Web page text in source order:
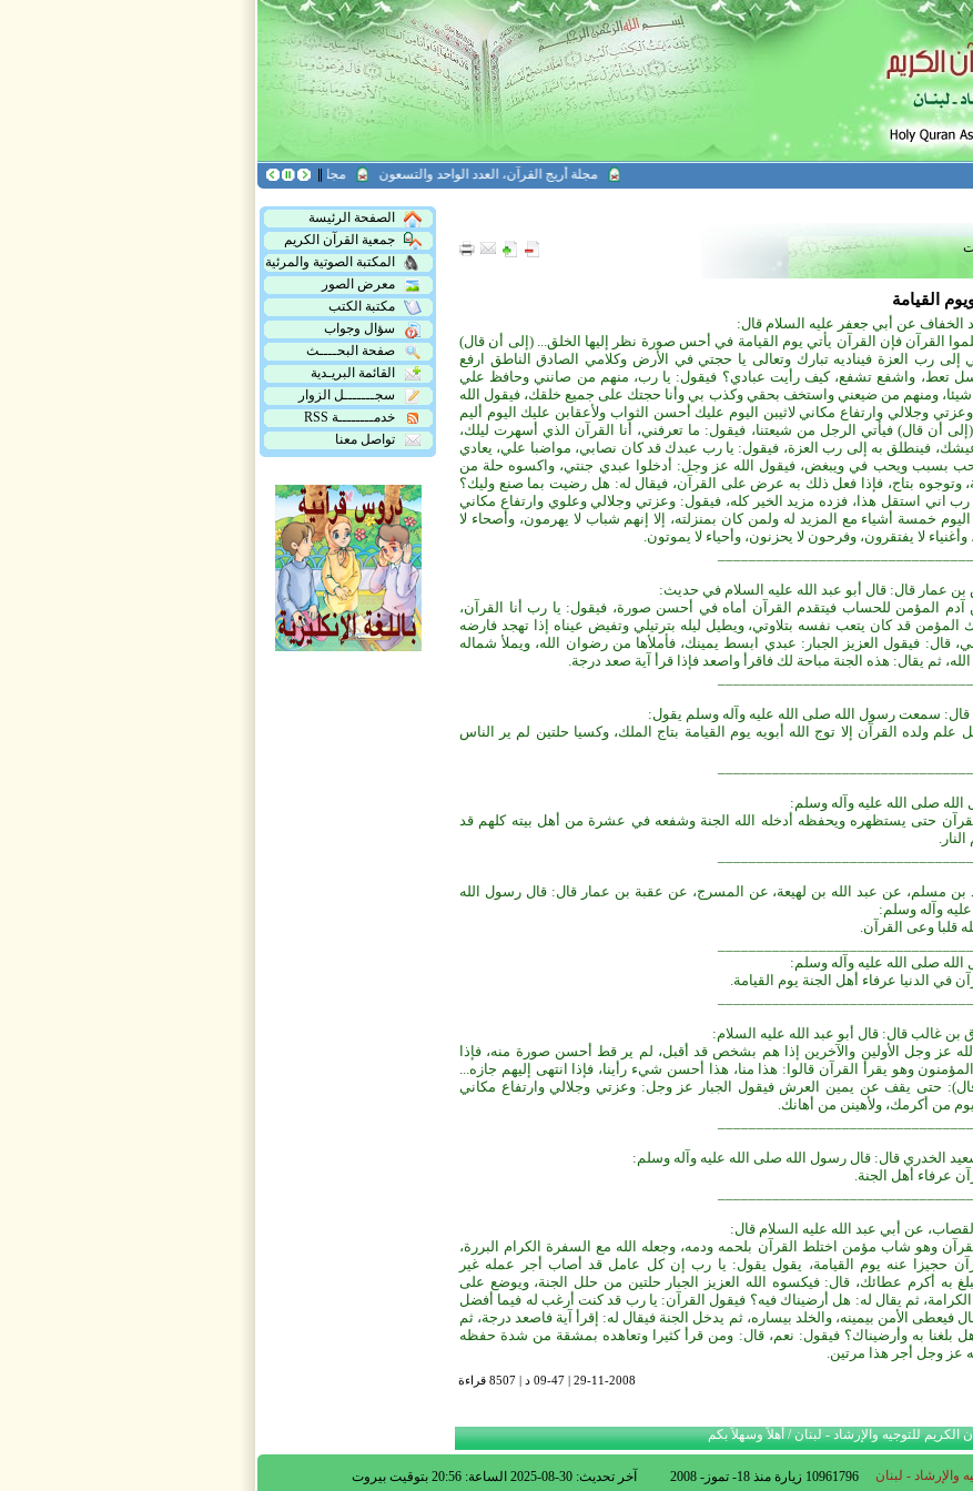
مجلة هدى القرآن العدد التاسع عشر مجلة أريج القرآن، العدد الواحد والتسعون
القيامة
عن أبي جعفر عليه السلام قال:
القرآن فإن القرآن يأتي يوم القيامة في أحس صورة نظر إليها الخلق... (إلى أن قال)
إلى رب العزة فيناديه تبارك وتعالى يا حجتي في الأرض وكلامي الصادق الناطق ارفع
تعط، واشفع تشفع، كيف رأيت عبادي؟ فيقول: يا رب، منهم من صانني وحافظ علي
ومنهم من ضيعني واستخف بحقي وكذب بي وأنا حجتك على جميع خلقك، فيقول الله
وجلالي وارتفاع مكاني لاثيبن اليوم عليك أحسن الثواب ولأعقابن عليك اليوم أليم
(إلى أن قال) فيأتي الرجل من شيعتنا، فيقول: ما تعرفني، أنا القرآن الذي أسهرت ليلك،
فينطلق به إلى رب العزة، فيقول: يا رب عبدك قد كان نصابي، مواضبا علي، يعادي
بسبب ويحب في ويبغض، فيقول الله عز وجل: أدخلوا عبدي جنتي، واكسوه حلة من
وتوجوه بتاج، فإذا فعل ذلك به عرض على القرآن، فيقال له: هل رضيت بما صنع وليك؟
رب اني استقل هذا، فزده مزيد الخير كله، فيقول: وعزتي وجلالي وعلوي وارتفاع مكاني
اليوم خمسة أشياء مع المزيد له ولمن كان بمنزلته، إلا إنهم شباب لا يهرمون، وأصحاء لا
لا يفتقرون، وفرحون لا يحزنون، وأحياء لا يموتون.
عمار قال: قال أبو عبد الله عليه السلام في حديث:
آدم المؤمن للحساب فيتقدم القرآن أماه في أحسن صورة، فيقول: يا رب أنا القرآن،
المؤمن قد كان يتعب نفسه بتلاوتي، ويطيل ليله بترتيلي وتفيض عيناه إذا تهجد فارضه
قال: فيقول العزيز الجبار: عبدي ابسط يمينك، فأملأها من رضوان الله، ويملأ شماله
ثم يقال: هذه الجنة مباحة لك فاقرأ واصعد فإذا قرأ آية صعد درجة.
سمعت رسول الله صلى الله عليه وآله وسلم يقول:
علم ولده القرآن إلا توج الله أبويه يوم القيامة بتاج الملك، وكسيا حلتين لم ير الناس
صلى الله عليه وآله وسلم:
حتى يستظهره ويحفظه أدخله الله الجنة وشفعه في عشرة من أهل بيته كلهم قد
بن مسلم، عن عبد الله بن لهيعة، عن المسرج، عن عقبة بن عمار قال: قال رسول الله
وآله وسلم:
قلبا وعى القرآن.
صلى الله عليه وآله وسلم:
في الدنيا عرفاء أهل الجنة يوم القيامة.
غالب قال: قال أبو عبد الله عليه السلام:
عز وجل الأولين والآخرين إذا هم بشخص قد أقبل، لم ير قط أحسن صورة منه، فإذا
وهو يقرأ القرآن قالوا: هذا منا، هذا أحسن شيء رأينا، فإذا انتهى إليهم جازه...
حتى يقف عن يمين العرش فيقول الجبار عز وجل: وعزتي وجلالي وارتفاع مكاني
من أكرمك، ولأهينن من أهانك.
الخدري قال: قال رسول الله صلى الله عليه وآله وسلم:
عرفاء أهل الجنة.
عن أبي عبد الله عليه السلام قال:
وهو شاب مؤمن اختلط القرآن بلحمه ودمه، وجعله الله مع السفرة الكرام البررة،
حجيزا عنه يوم القيامة، يقول يقول: يا رب إن كل عامل قد أصاب أجر عمله غير
به أكرم عطائك، قال: فيكسوه الله العزيز الجبار حلتين من حلل الجنة، ويوضع على
ثم يقال له: هل أرضيناك فيه؟ فيقول القرآن: يا رب قد كنت أرغب له فيما أفضل
فيعطى الأمن بيمينه، والخلد بيساره، ثم يدخل الجنة فيقال له: إقرأ آية فاصعد درجة، ثم
بلغنا به وأرضيناك؟ فيقول: نعم، قال: ومن قرأ كثيرا وتعاهده بمشقة من شدة حفظه
عز وجل أجر هذا مرتين.
29-11-2008 | 09-47 د | 8507 قراءة
الصفحة الرئيسة
جمعية القرآن الكريم
المكتبة الصوتية والمرئية
معرض الصور
مكتبة الكتب
سؤال وجواب
صفحة البحــــث
القائمة البريـدية
سجـــــــل الزوار
خدمــــــــة RSS
تواصل معنا
الكريم للتوجيه والإرشاد - لبنان / أهلاً وسهلاً بكم
والإرشاد - لبنان 10961796 زيارة منذ 18- تموز- 2008 آخر تحديث: 2025-08-30 الساعة: 20:56 بتوقيت بيروت